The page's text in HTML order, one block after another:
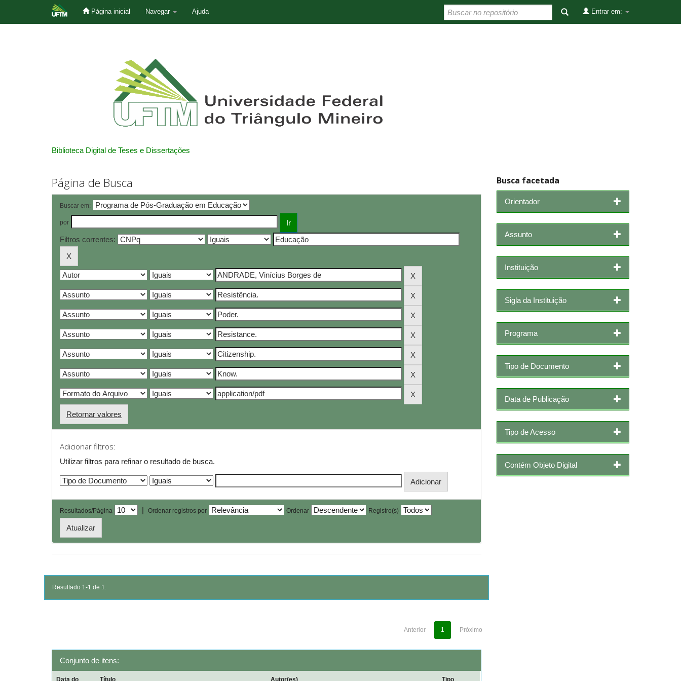
Página inicial Navegar Ajuda Entrar em:
Biblioteca Digital de Teses e Dissertações
Página de Busca
Buscar em:
por
Filtros correntes:
Retornar valores
Adicionar filtros:
Utilizar filtros para refinar o resultado de busca.
Resultados/Página | Ordenar registros por Ordenar Registro(s)
Resultado 1-1 de 1.
Anterior 1 Próximo
Conjunto de itens:
Data do Título Autor(es) Tipo
Busca facetada
Orientador
Assunto
Instituição
Sigla da Instituição
Programa
Tipo de Documento
Data de Publicação
Tipo de Acesso
Contém Objeto Digital